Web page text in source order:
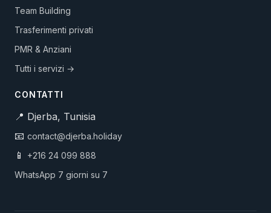
Team Building
Trasferimenti privati
PMR & Anziani
Tutti i servizi →
CONTATTI
📍 Djerba, Tunisia
📧 contact@djerba.holiday
📱
+216 24 099 888
WhatsApp 7 giorni su 7